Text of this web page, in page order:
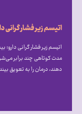
اتیسم زیر فشار گرانی
مدت کوتاهی چند برابر
دهند، درمان را به تعویق